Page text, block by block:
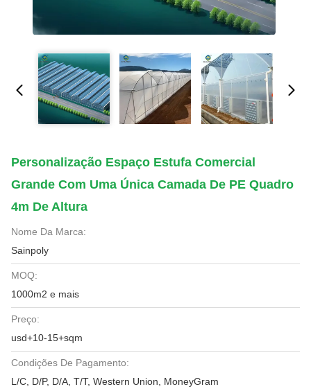
Personalização Espaço Estufa Comercial
Grande Com Uma Única Camada De PE Quadro
4m De Altura
Nome Da Marca:
Sainpoly
MOQ:
1000m2 e mais
Preço:
usd+10-15+sqm
Condições De Pagamento:
L/C, D/P, D/A, T/T, Western Union, MoneyGram